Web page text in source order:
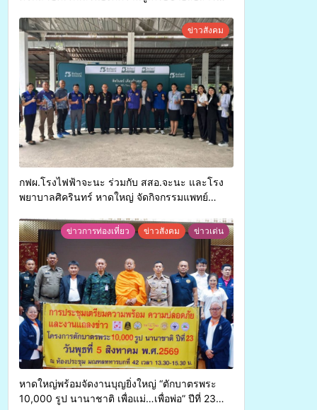
การสร้างภาพลักษณ์ที่ดีของมหาวิทยาลัยข่าวสังคม
กฟผ.โรงไฟฟ้าจะนะ ร่วมกับ สสอ.จะนะ และโรง
พยาบาลศิครินทร์ หาดใหญ่ จัดกิจกรรมแพทย์
ข่าวการท่องเที่ยว ข่าวสังคม ข่าวเด่น
หาดใหญ่พร้อมจัดงานบุญยิ่งใหญ่ “ตักบาตรพระ
10,000 รูป นานาชาติ เพื่อแม่…เพื่อพ่อ” ปีที่ 23